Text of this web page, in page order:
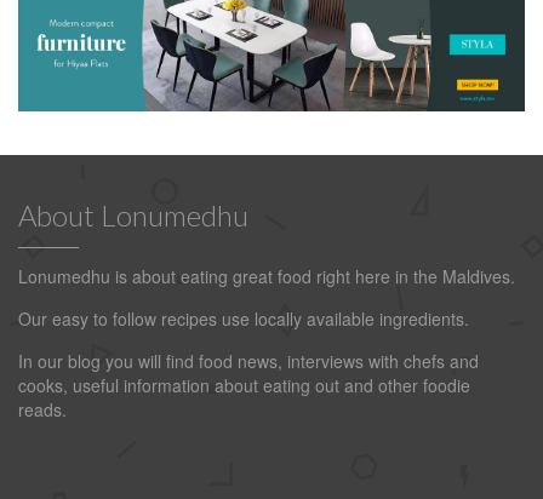
About Lonumedhu
Lonumedhu is about eating great food right here in the Maldives.
Our easy to follow recipes use locally available ingredients.
In our blog you will find food news, interviews with chefs and
cooks, useful information about eating out and other foodie
reads.